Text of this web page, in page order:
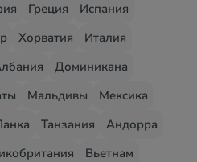
Греция
Испания
Хорватия
Италия
Доминикана
Мальдивы
Мексика
Танзания
Андорра
Вьетнам